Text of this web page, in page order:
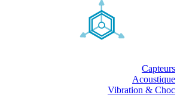
Capteurs
Acoustique
Vibration & Choc